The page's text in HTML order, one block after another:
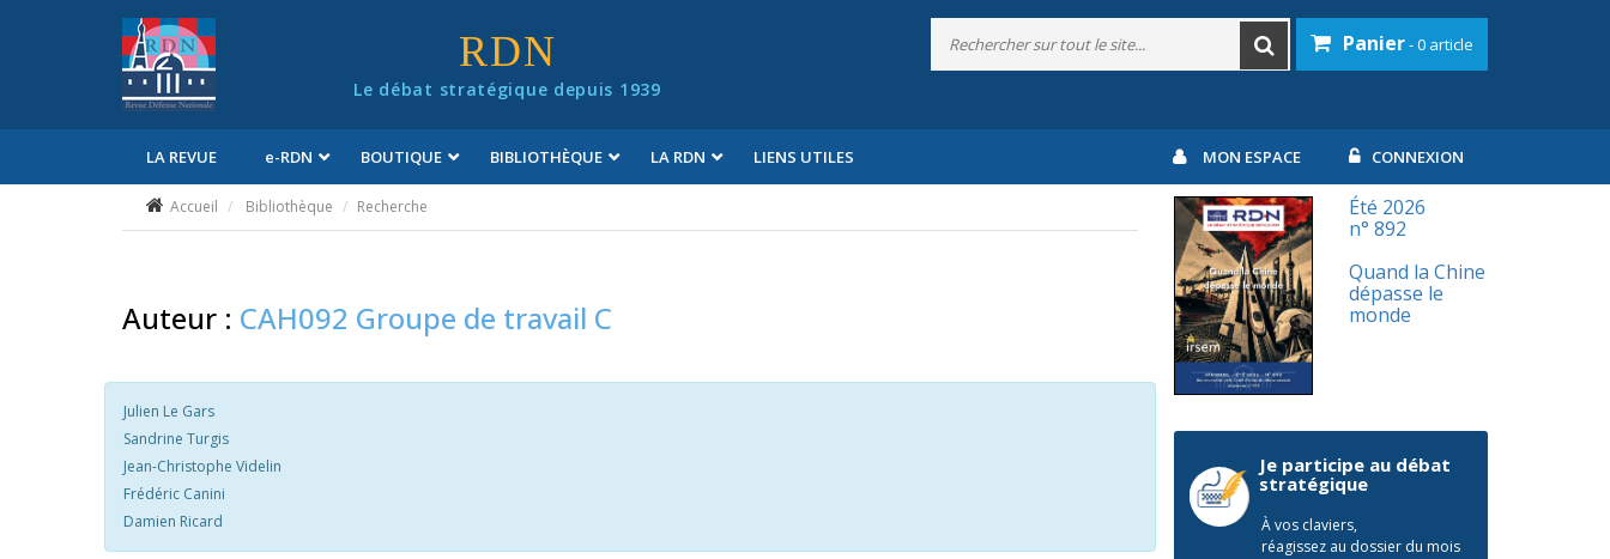
RDN
Le débat stratégique depuis 1939
Panier- 0 article
LA REVUE e-RDN BOUTIQUE BIBLIOTHÈQUE LA RDN LIENS UTILES MON ESPACE CONNEXION
Accueil Bibliothèque Recherche
Auteur : CAH092 Groupe de travail C
Julien Le Gars
Sandrine Turgis
Jean-Christophe Videlin
Frédéric Canini
Damien Ricard
Été 2026
n° 892
Quand la Chine
dépasse le
monde
Je participe au débat
stratégique
À vos claviers,
réagissez au dossier du mois